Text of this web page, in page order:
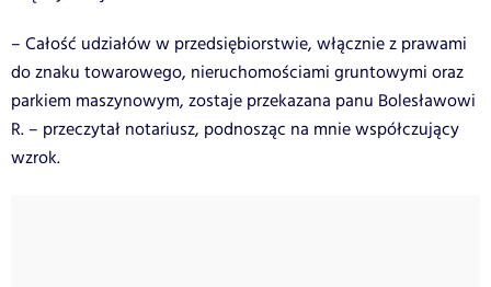
– Całość udziałów w przedsiębiorstwie, włącznie z prawami
do znaku towarowego, nieruchomościami gruntowymi oraz
parkiem maszynowym, zostaje przekazana panu Bolesławowi
R. – przeczytał notariusz, podnosząc na mnie współczujący
wzrok.